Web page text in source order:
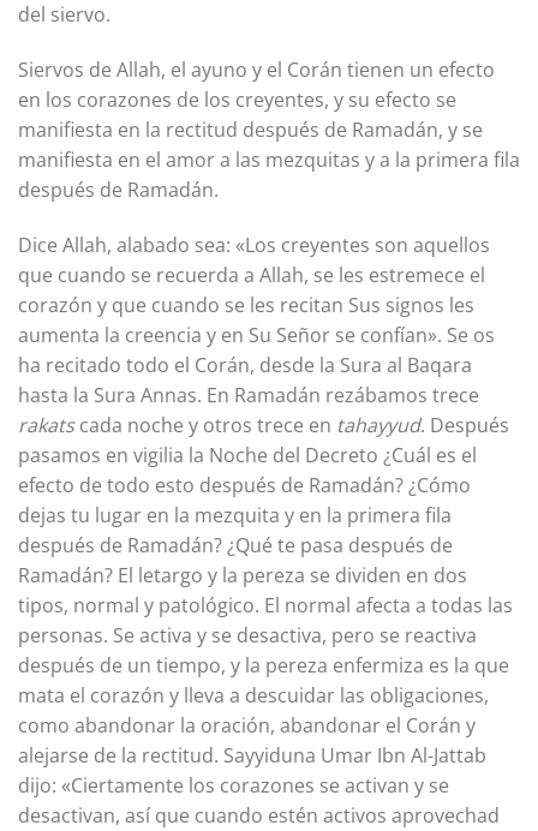
del siervo.
Siervos de Allah, el ayuno y el Corán tienen un efecto
en los corazones de los creyentes, y su efecto se
manifiesta en la rectitud después de Ramadán, y se
manifiesta en el amor a las mezquitas y a la primera fila
después de Ramadán.
Dice Allah, alabado sea: «Los creyentes son aquellos
que cuando se recuerda a Allah, se les estremece el
corazón y que cuando se les recitan Sus signos les
aumenta la creencia y en Su Señor se confían». Se os
ha recitado todo el Corán, desde la Sura al Baqara
hasta la Sura Annas. En Ramadán rezábamos trece
rakatscada noche y otros trece en tahayyud. Después
pasamos en vigilia la Noche del Decreto ¿Cuál es el
efecto de todo esto después de Ramadán? ¿Cómo
dejas tu lugar en la mezquita y en la primera fila
después de Ramadán? ¿Qué te pasa después de
Ramadán? El letargo y la pereza se dividen en dos
tipos, normal y patológico. El normal afecta a todas las
personas. Se activa y se desactiva, pero se reactiva
después de un tiempo, y la pereza enfermiza es la que
mata el corazón y lleva a descuidar las obligaciones,
como abandonar la oración, abandonar el Corán y
alejarse de la rectitud. Sayyiduna Umar Ibn Al-Jattab
dijo: «Ciertamente los corazones se activan y se
desactivan, así que cuando estén activos aprovechad